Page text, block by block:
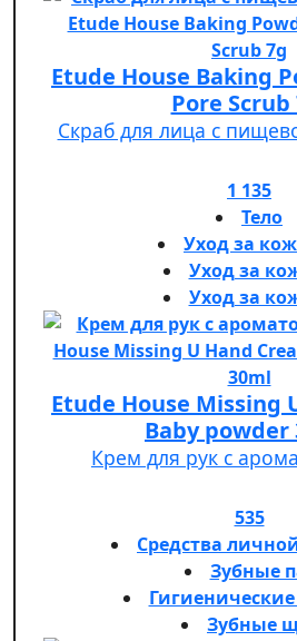
Etude House Baking
Pore Scrub
Скраб для лица с
1 135
Тело
Уход за
Уход за
Уход за
Etude House Missing
Baby powder
Крем для рук с
535
Средства
Зубные
Зубные